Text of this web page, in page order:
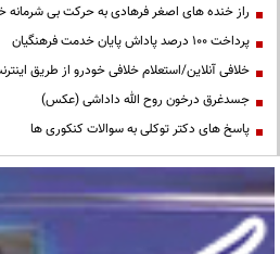
راز خنده های اصغر فرهادی به حرکت بی شرمانه
پرداخت ۱۰۰ درصد پاداش پایان خدمت فرهنگیان
خلافی آنلاین/استعلام خلافی خودرو از طریق
جسدغرق درخون روح الله داداشی (عکس)
پاسخ های دکتر توکلی به سوالات کنکوری ها